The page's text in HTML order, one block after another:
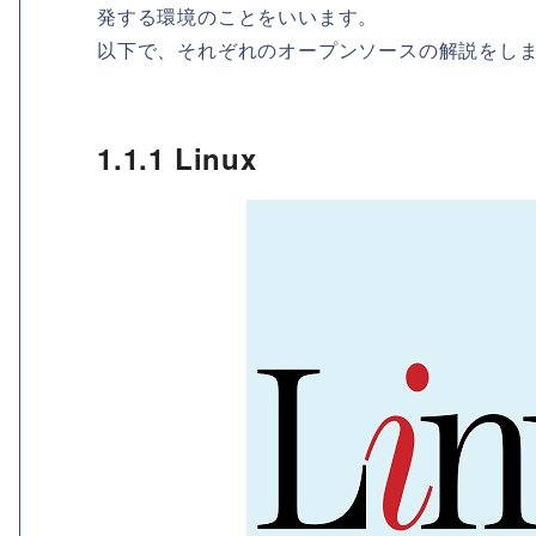
発する環境のことをいいます。
以下で、それぞれのオープンソースの解説をし
1.1.1 Linux